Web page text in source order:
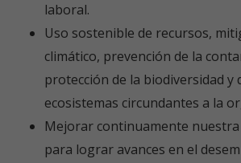
laboral.
Uso sostenible de recursos,
climático, prevención de la
protección de la biodiversidad y
ecosistemas circundantes a la
Mejorar continuamente
para lograr avances en el